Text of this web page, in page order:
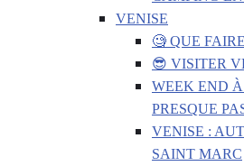
VENISE
🧐 QUE
😎 VISITER
WEEK END
PRESQUE
VENISE :
SAINT MARC